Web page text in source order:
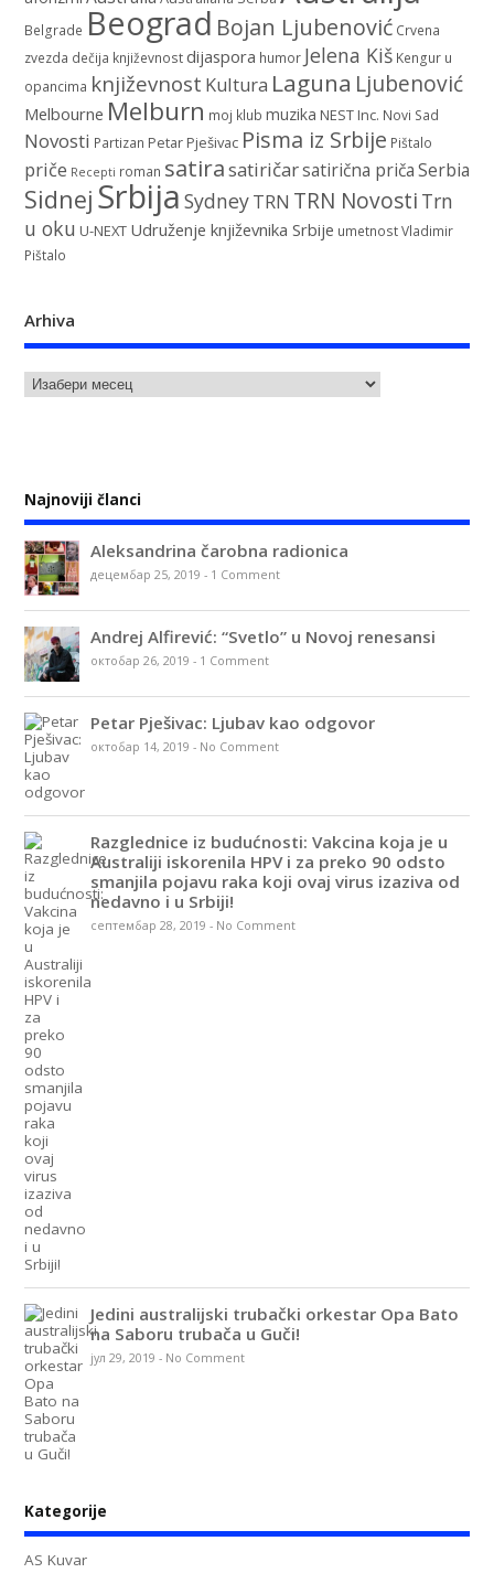
Belgrade Beograd Bojan Ljubenović Crvena
zvezda dečija književnostdijaspora humor Jelena Kiš Kengur u
opancima književnost Kultura Laguna Ljubenović
Melbourne Melburn moj klub muzika NEST Inc. Novi Sad
Novosti Partizan Petar Pješivac Pisma iz Srbije Pištalo
priče Recepti roman satirasatiričarsatirična pričaSerbia
Sidnej Srbija SydneyTRN TRN Novosti Trn
u oku U-NEXT Udruženje književnika Srbije umetnostVladimir
Pištalo
Arhiva
Najnoviji članci
Aleksandrina čarobna radionica
децембар 25, 2019 - 1 Comment
Andrej Alfirević: “Svetlo” u Novoj renesansi
октобар 26, 2019 - 1 Comment
Petar Pješivac: Ljubav kao odgovor
октобар 14, 2019 - No Comment
Razglednice iz budućnosti: Vakcina koja je u
Australiji iskorenila HPV i za preko 90 odsto
smanjila pojavu raka koji ovaj virus izaziva od
nedavno i u Srbiji!
септембар 28, 2019 - No Comment
Jedini australijski trubački orkestar Opa Bato
na Saboru trubača u Guči!
јул 29, 2019 - No Comment
Kategorije
AS Kuvar